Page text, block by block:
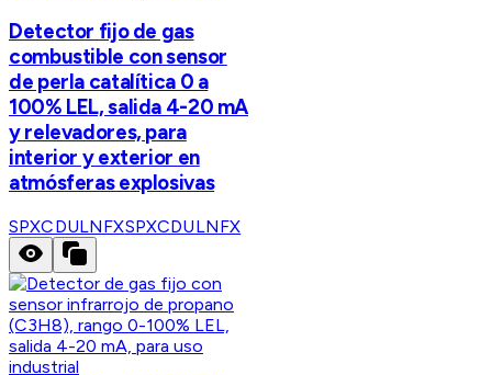
Detector fijo de gas
combustible con sensor
de perla catalítica 0 a
100% LEL, salida 4-20 mA
y relevadores, para
interior y exterior en
atmósferas explosivas
SPXCDULNFXSPXCDULNFX